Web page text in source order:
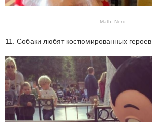
Math_Nerd_
11. Собаки любят костюмированных героев